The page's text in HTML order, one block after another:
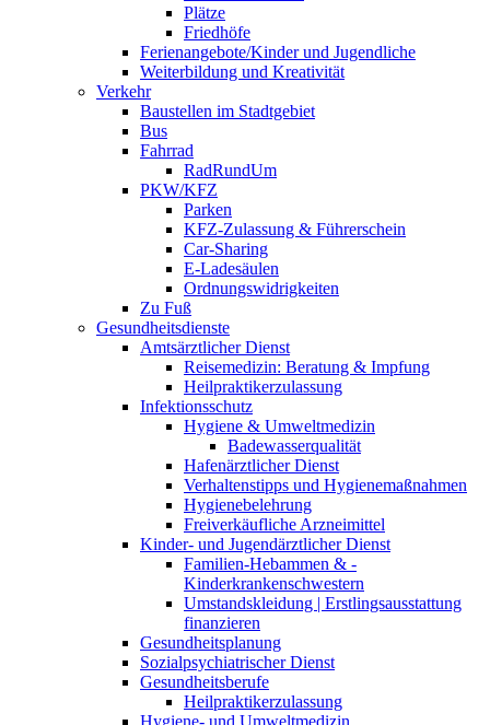
Plätze
Friedhöfe
Ferienangebote/Kinder und Jugendliche
Weiterbildung und Kreativität
Verkehr
Baustellen im Stadtgebiet
Bus
Fahrrad
RadRundUm
PKW/KFZ
Parken
KFZ-Zulassung & Führerschein
Car-Sharing
E-Ladesäulen
Ordnungswidrigkeiten
Zu Fuß
Gesundheitsdienste
Amtsärztlicher Dienst
Reisemedizin: Beratung & Impfung
Heilpraktikerzulassung
Infektionsschutz
Hygiene & Umweltmedizin
Badewasserqualität
Hafenärztlicher Dienst
Verhaltenstipps und Hygienemaßnahmen
Hygienebelehrung
Freiverkäufliche Arzneimittel
Kinder- und Jugendärztlicher Dienst
Familien-Hebammen & -
Kinderkrankenschwestern
Umstandskleidung | Erstlingsausstattung
finanzieren
Gesundheitsplanung
Sozialpsychiatrischer Dienst
Gesundheitsberufe
Heilpraktikerzulassung
Hygiene- und Umweltmedizin